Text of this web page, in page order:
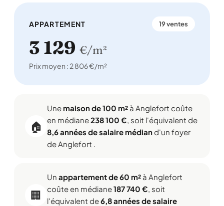
APPARTEMENT 19 ventes
3 129 €/m²
Prix moyen : 2 806 €/m²
🏠
Une maison de 100 m² à Anglefort coûte
en médiane238 100 €, soit l'équivalent de
8,6 années de salaire médiand'un foyer
de Anglefort .
🏢
Un appartement de 60 m² à Anglefort
coûte en médiane187 740 €, soit
l'équivalent de6,8 années de salaire